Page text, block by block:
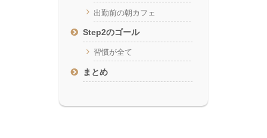
出勤前の朝カフェ
Step2のゴール
習慣が全て
まとめ